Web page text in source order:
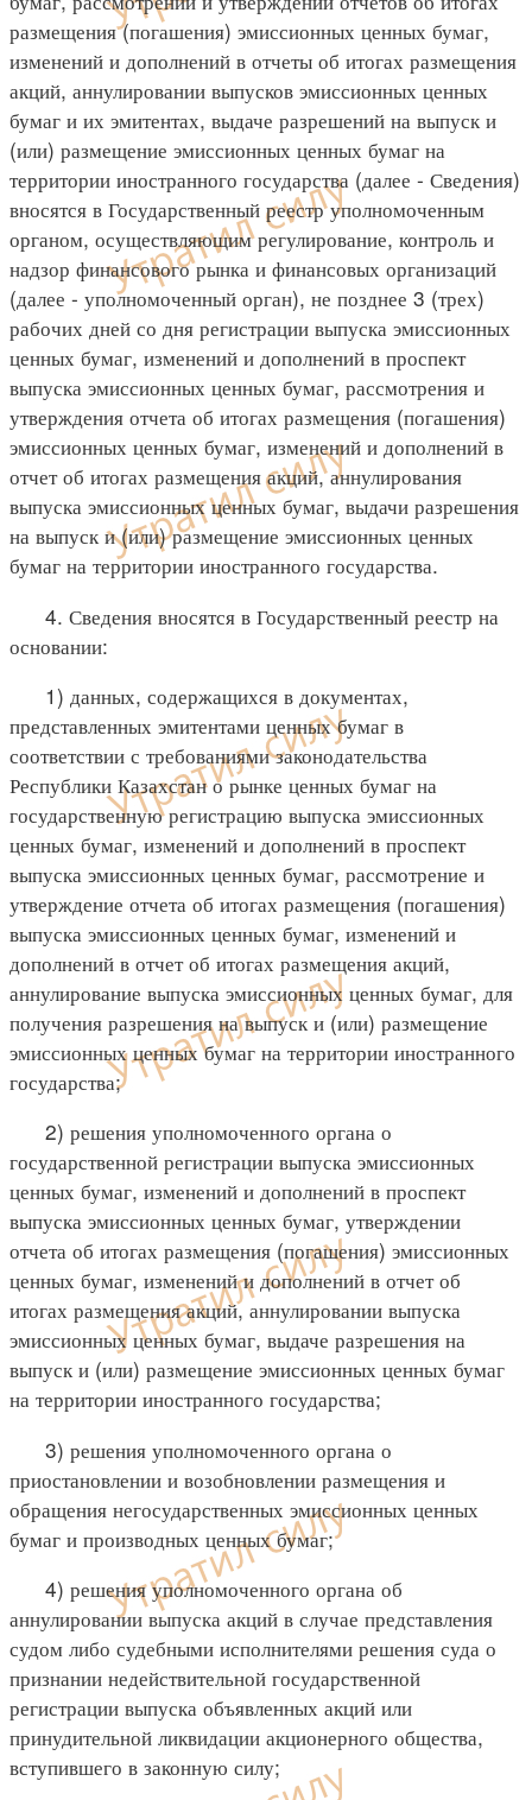
размещения (погашения) эмиссионных ценных бумаг,
изменений и дополнений в отчеты об итогах размещения
акций, аннулировании выпусков эмиссионных ценных
бумаг и их эмитентах, выдаче разрешений на выпуск и
(или) размещение эмиссионных ценных бумаг на
территории иностранного государства (далее - Сведения)
вносятся в Государственный реестр уполномоченным
органом, осуществляющим регулирование, контроль и
надзор финансового рынка и финансовых организаций
(далее - уполномоченный орган), не позднее 3 (трех)
рабочих дней со дня регистрации выпуска эмиссионных
ценных бумаг, изменений и дополнений в проспект
выпуска эмиссионных ценных бумаг, рассмотрения и
утверждения отчета об итогах размещения (погашения)
эмиссионных ценных бумаг, изменений и дополнений в
отчет об итогах размещения акций, аннулирования
выпуска эмиссионных ценных бумаг, выдачи разрешения
на выпуск и (или) размещение эмиссионных ценных
бумаг на территории иностранного государства.
4. Сведения вносятся в Государственный реестр на
основании:
1) данных, содержащихся в документах,
представленных эмитентами ценных бумаг в
соответствии с требованиями законодательства
Республики Казахстан о рынке ценных бумаг на
государственную регистрацию выпуска эмиссионных
ценных бумаг, изменений и дополнений в проспект
выпуска эмиссионных ценных бумаг, рассмотрение и
утверждение отчета об итогах размещения (погашения)
выпуска эмиссионных ценных бумаг, изменений и
дополнений в отчет об итогах размещения акций,
аннулирование выпуска эмиссионных ценных бумаг, для
получения разрешения на выпуск и (или) размещение
эмиссионных ценных бумаг на территории иностранного
государства;
2) решения уполномоченного органа о
государственной регистрации выпуска эмиссионных
ценных бумаг, изменений и дополнений в проспект
выпуска эмиссионных ценных бумаг, утверждении
отчета об итогах размещения (погашения) эмиссионных
ценных бумаг, изменений и дополнений в отчет об
итогах размещения акций, аннулировании выпуска
эмиссионных ценных бумаг, выдаче разрешения на
выпуск и (или) размещение эмиссионных ценных бумаг
на территории иностранного государства;
3) решения уполномоченного органа о
приостановлении и возобновлении размещения и
обращения негосударственных эмиссионных ценных
бумаг и производных ценных бумаг;
4) решения уполномоченного органа об
аннулировании выпуска акций в случае представления
судом либо судебными исполнителями решения суда о
признании недействительной государственной
регистрации выпуска объявленных акций или
принудительной ликвидации акционерного общества,
вступившего в законную силу;